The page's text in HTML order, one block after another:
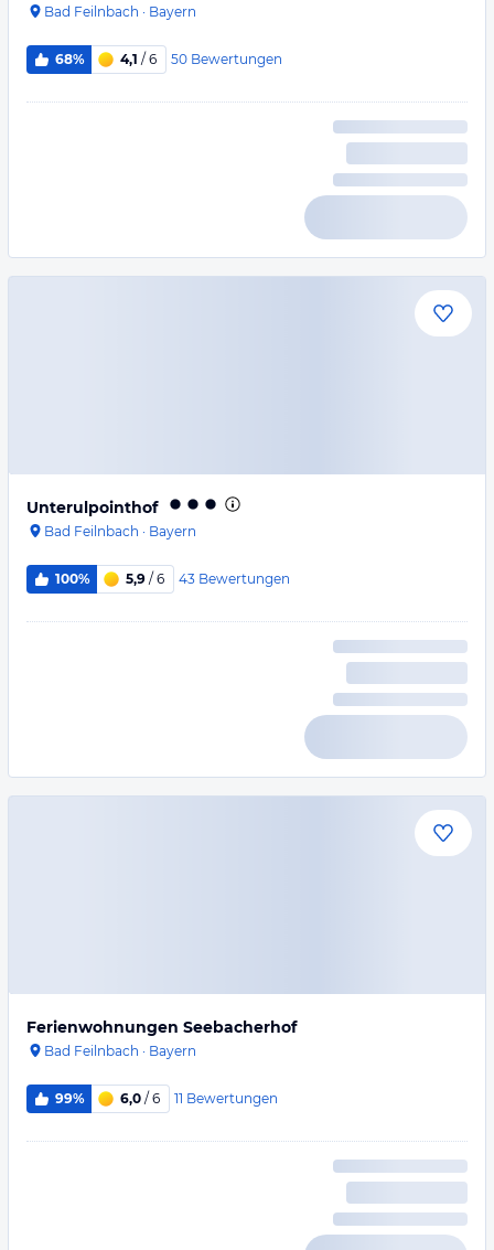
Bad Feilnbach · Bayern
68% 4,1 / 6 50 Bewertungen
Unterulpointhof
Bad Feilnbach · Bayern
100% 5,9 / 6 43 Bewertungen
Ferienwohnungen Seebacherhof
Bad Feilnbach · Bayern
99% 6,0 / 6 11 Bewertungen